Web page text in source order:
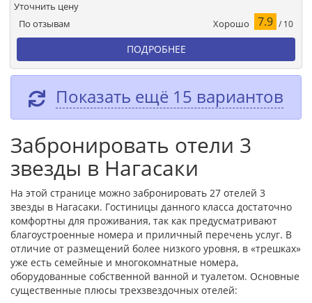
По отзывам Хорошо 7.9 / 10
Уточнить цену
ПОДРОБНЕЕ
Показать ещё 15 вариантов
Забронировать отели 3
звезды в Нагасаки
На этой странице можно забронировать 27 отелей 3
звезды в Нагасаки. Гостиницы данного класса достаточно
комфортны для проживания, так как предусматривают
благоустроенные номера и приличный перечень услуг. В
отличие от размещений более низкого уровня, в «трешках»
уже есть семейные и многокомнатные номера,
оборудованные собственной ванной и туалетом. Основные
существенные плюсы трехзвездочных отелей: